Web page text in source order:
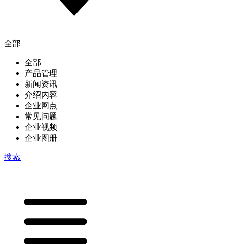
全部
全部
产品管理
新闻资讯
介绍内容
企业网点
常见问题
企业视频
企业图册
搜索